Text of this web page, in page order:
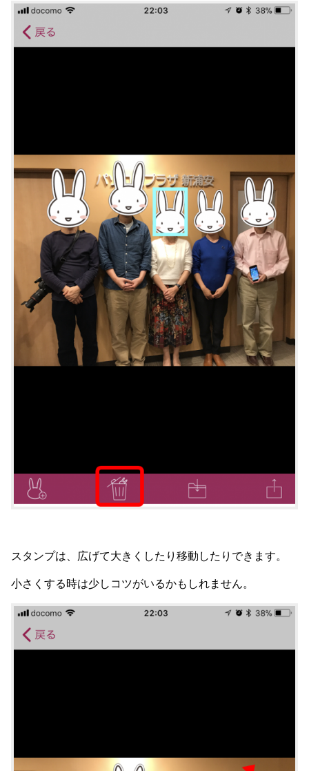
スタンプは、広げて大きくしたり移動したりできます。
小さくする時は少しコツがいるかもしれません。